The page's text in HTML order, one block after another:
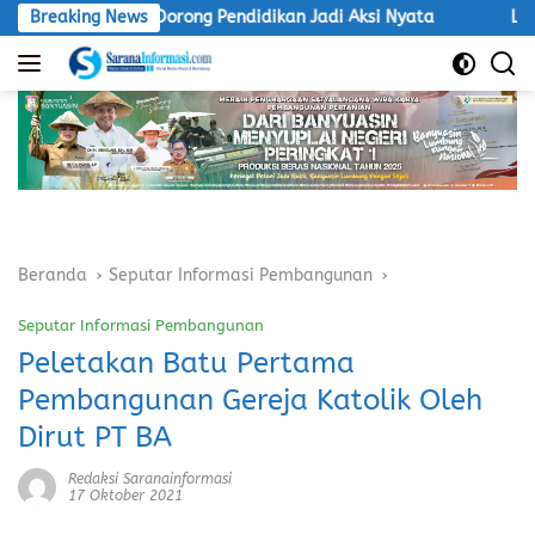
Langsung
ke
konten
Breaking News
Unsri, Dorong Pendidikan Jadi Aksi Nyata LSM
Beranda Seputar Informasi Pembangunan
Seputar Informasi Pembangunan
Peletakan Batu Pertama
Pembangunan Gereja Katolik Oleh
Dirut PT BA
Redaksi Saranainformasi
17 Oktober 2021